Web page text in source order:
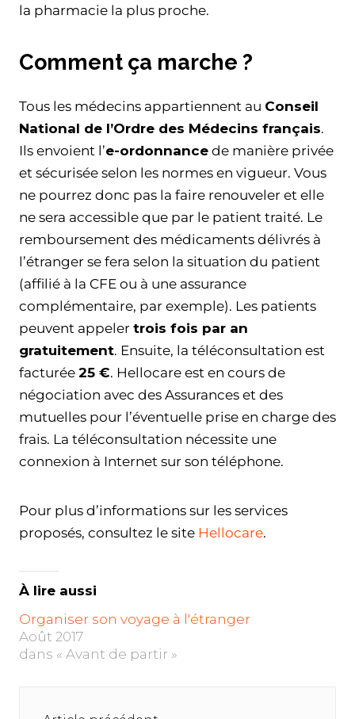
la pharmacie la plus proche.
Comment ça marche ?
Tous les médecins appartiennent au Conseil
National de l’Ordre des Médecins français.
Ils envoient l’e-ordonnance de manière privée
et sécurisée selon les normes en vigueur. Vous
ne pourrez donc pas la faire renouveler et elle
ne sera accessible que par le patient traité. Le
remboursement des médicaments délivrés à
l’étranger se fera selon la situation du patient
(affilié à la CFE ou à une assurance
complémentaire, par exemple). Les patients
peuvent appeler trois fois par an
gratuitement. Ensuite, la téléconsultation est
facturée 25 €. Hellocare est en cours de
négociation avec des Assurances et des
mutuelles pour l’éventuelle prise en charge des
frais. La téléconsultation nécessite une
connexion à Internet sur son téléphone.
Pour plus d’informations sur les services
proposés, consultez le site Hellocare.
À lire aussi
Organiser son voyage à l'étranger
Août 2017
dans « Avant de partir »